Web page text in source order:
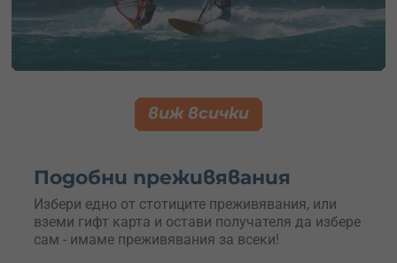
виж всички
Подобни преживявания
Избери едно от стотиците преживявания, или
вземи гифт карта и остави получателя да избере
сам - имаме преживявания за всеки!